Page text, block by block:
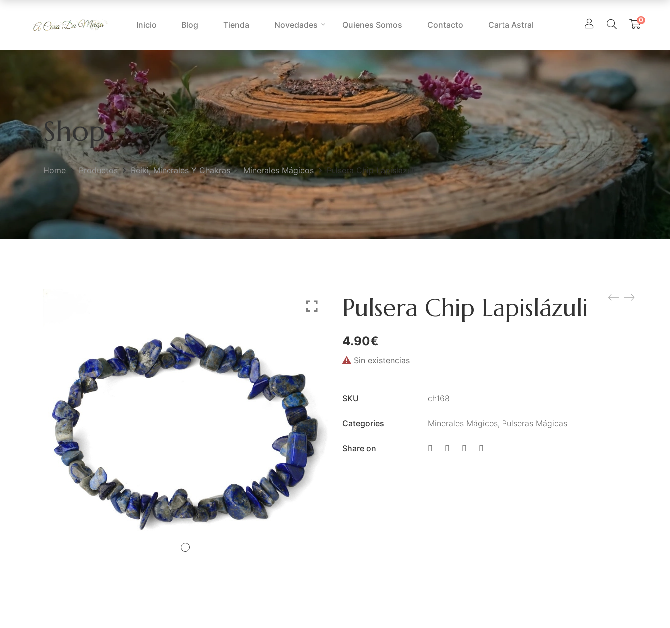
Inicio Blog Tienda Novedades Quienes Somos Contacto Carta Astral 0
Shop
Home Productos Reiki, Minerales Y Chakras Minerales Mágicos Pulsera Chip Lapislázuli
Pulsera Chip Lapislázuli
4.90€
Sin existencias
SKU ch168
Categories Minerales Mágicos, Pulseras Mágicas
Share on